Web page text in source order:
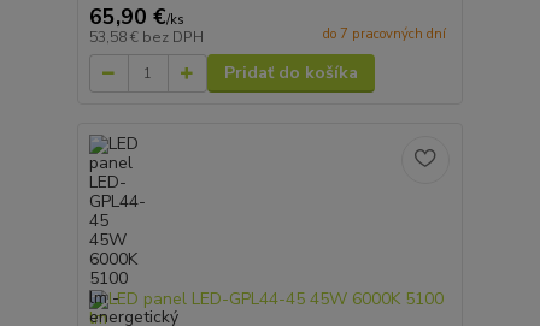
65,90 €/ks
53,58 € bez DPH do 7 pracovných dní
Pridať do košíka